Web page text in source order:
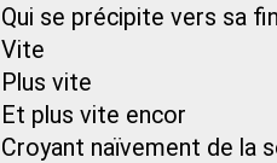
Qui se précipite vers sa
Vite
Plus vite
Et plus vite encor
Croyant naïvement de la